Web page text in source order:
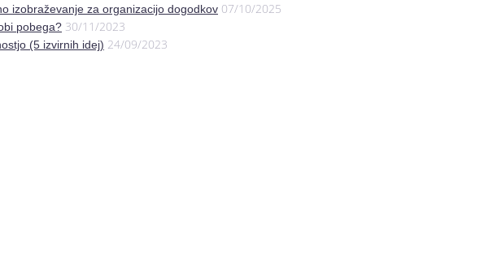
izobraževanje za organizacijo dogodkov 07/10/2025
pobega? 30/11/2023
(5 izvirnih idej) 24/09/2023